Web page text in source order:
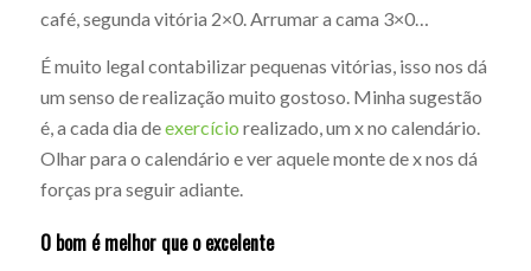
café, segunda vitória 2×0. Arrumar a cama 3×0…
É muito legal contabilizar pequenas vitórias, isso nos dá
um senso de realização muito gostoso. Minha sugestão
é, a cada dia deexercício realizado, um x no calendário.
Olhar para o calendário e ver aquele monte de x nos dá
forças pra seguir adiante.
O bom é melhor que o excelente